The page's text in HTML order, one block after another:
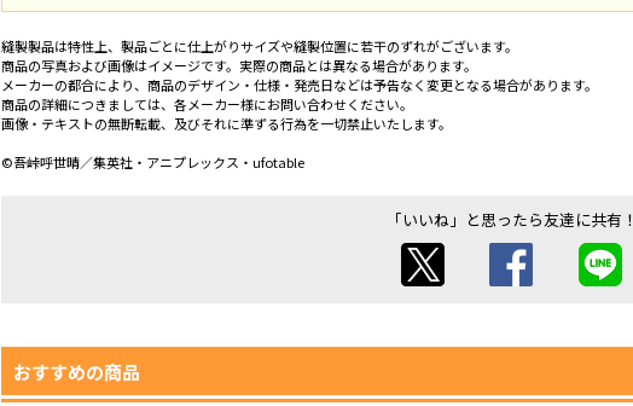
縫製製品は特性上、製品ごとに仕上がりサイズや縫製位置に若干のずれがございます。
商品の写真および画像はイメージです。実際の商品とは異なる場合があります。
メーカーの都合により、商品のデザイン・仕様・発売日などは予告なく変更となる場合があります。
商品の詳細につきましては、各メーカー様にお問い合わせください。
画像・テキストの無断転載、及びそれに準ずる行為を一切禁止いたします。
©吾峠呼世晴／集英社・アニプレックス・ufotable
「いいね」と思ったら友達に共有！
おすすめの商品